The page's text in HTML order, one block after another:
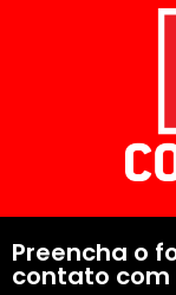
Preencha o
contato com